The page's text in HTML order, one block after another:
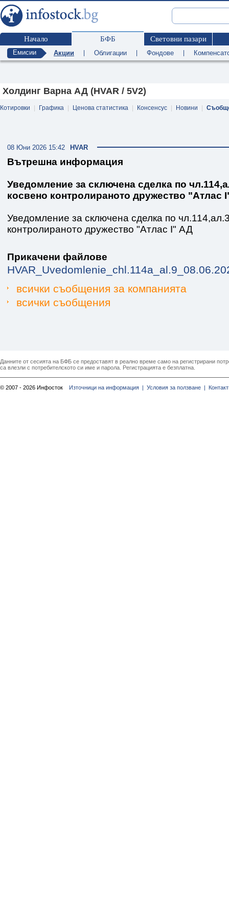
Начало БФБ Световни пазари
Емисии Акции Облигации Фондове
Холдинг Варна АД (HVAR / 5V2)
Котировки Графика Ценова статистика Консенсус Новини
HVAR
08 Юни 2026 15:42
Вътрешна информация
Уведомление за сключена сделка по
косвено контролираното дружество "Атлас
Уведомление за сключена сделка по
контролираното дружество "Атлас I" АД
Прикачени файлове
всички съобщения за компанията
всички съобщения
Данните от сесията на БФБ се предоставят в реално време само на регистрирани
са влезли с потребителското си име и парола. Регистрацията е безплатна.
© 2007 - 2026 Инфосток Източници на информация | Условия за ползване |